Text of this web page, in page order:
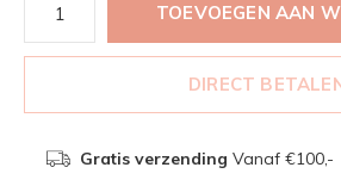
TOEVOEGEN AAN
DIRECT
Gratis verzending Vanaf €100,-